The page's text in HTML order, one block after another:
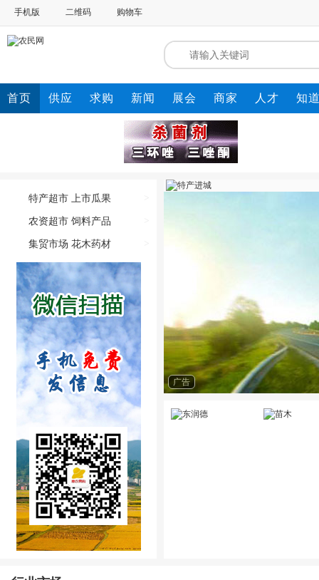
手机版 二维码 购物车
首页 供应 求购 新闻 展会 商家 人才 知
特产超市 上市瓜果
农资超市 饲料产品
集贸市场 花木药材
广告